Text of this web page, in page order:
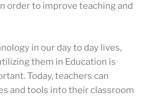
order to improve teaching and
in our day to day lives,
them in Education is
Today, teachers can
and tools into their classroom